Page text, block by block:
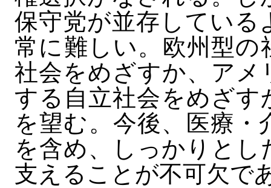
保守党が並存している
常に難しい。欧州型の
社会をめざすか、アメ
する自立社会をめざす
を望む。今後、医療
を含め、しっかりと
支えることが不可欠で